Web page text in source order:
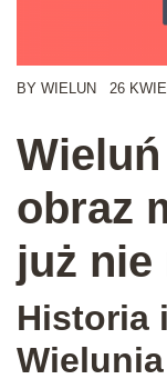
BY WIELUN 26
obraz
już nie
Historia